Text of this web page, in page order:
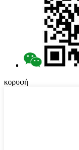
κορυφή